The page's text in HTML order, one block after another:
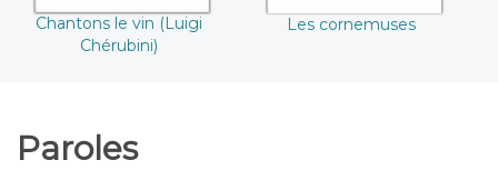
Chantons le vin (Luigi
Chérubini)
Les cornemuses
Paroles